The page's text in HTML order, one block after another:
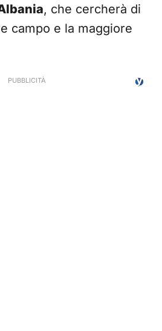
, che cercherà di
campo e la maggiore